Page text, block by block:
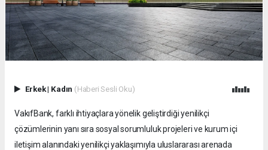
Erkek| Kadın (Haberi Sesli Oku)
VakıfBank, farklı ihtiyaçlara yönelik geliştirdiği yenilikçi
çözümlerinin yanı sıra sosyal sorumluluk projeleri ve kurum içi
iletişim alanındaki yenilikçi yaklaşımıyla uluslararası arenada